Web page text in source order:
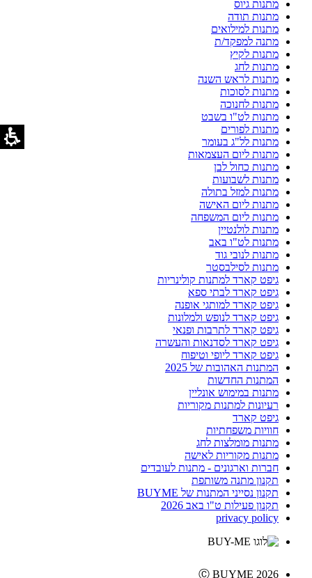
מתנות גיוס
מתנות תודה
מתנות למילואים
מתנה למפקד/ת
מתנות לקיץ
מתנות לחג
מתנות לראש השנה
מתנות לסוכות
מתנות לחנוכה
מתנות לט"ו בשבט
מתנות לפורים
מתנות לל"ג בעומר
מתנות ליום העצמאות
מתנות כחול לבן
מתנות לשבועות
מתנות למזל בתולה
מתנות ליום האישה
מתנות ליום המשפחה
מתנות לולנטיין
מתנות לט"ו באב
מתנות לנובי גוד
מתנות לסילבסטר
גיפט קארד למתנות קולינריות
גיפט קארד לבתי ספא
גיפט קארד למותגי אופנה
גיפט קארד לנופש ולמלונות
גיפט קארד לתרבות ופנאי
גיפט קארד לסדנאות והעשרה
גיפט קארד ליופי וטיפוח
המתנות האהובות של 2025
המתנות החדשות
מתנות במימוש אונליין
רעיונות למתנות מקוריות
גיפט קארד
חוויות משפחתיות
מתנות מומלצות לחג
מתנות מקוריות לאישה
חברות וארגונים - מתנות לעובדים
תקנון מתנה משותפת
תקנון נסייני המתנות של BUYME
תקנון פעילות ט"ו באב 2026
privacy policy
Ⓒ BUYME 2026